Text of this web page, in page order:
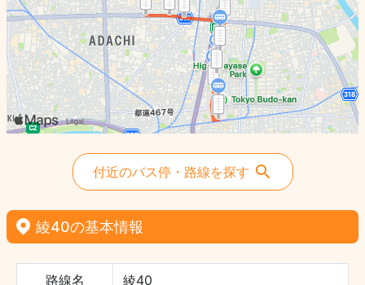
付近のバス停・路線を探す
綾40の基本情報
路線名 綾40